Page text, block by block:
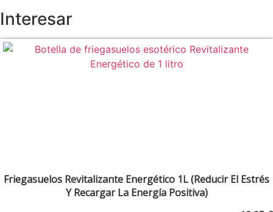
Interesar
Friegasuelos Revitalizante Energético 1L (Reducir El Estrés
Y Recargar La Energía Positiva)